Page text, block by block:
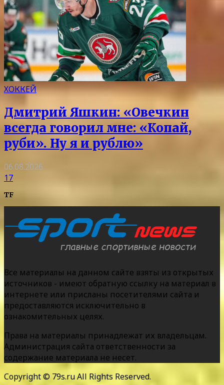
ХОККЕЙ
Дмитрий Яшкин: «Овечкин
всегда говорил мне: «Копай,
руби». Ну я и рублю»
06.08.2026
17
TF
Все материалы на данном сайте взяты из открытых
источников - имеют обратную ссылку на материал в
интернете или присланы посетителями сайта и
предоставляются исключительно в
ознакомительных целях.
Права на материалы принадлежат их владельцам.
Администрация сайта ответственности за
содержание материала не несет.
Copyright © 79s.ru All Rights Reserved.